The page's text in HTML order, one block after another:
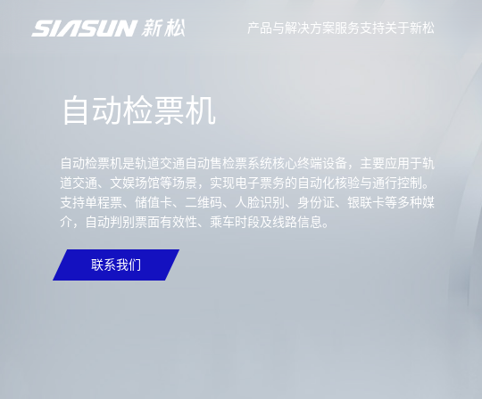
产品与解决方案 服务支持关于新松
自动检票机
自动检票机是轨道交通自动售检票系统核心终端设备，主要应用于轨
道交通、文娱场馆等场景，实现电子票务的自动化核验与通行控制。
支持单程票、储值卡、二维码、人脸识别、身份证、银联卡等多种媒
介，自动判别票面有效性、乘车时段及线路信息。
联系我们